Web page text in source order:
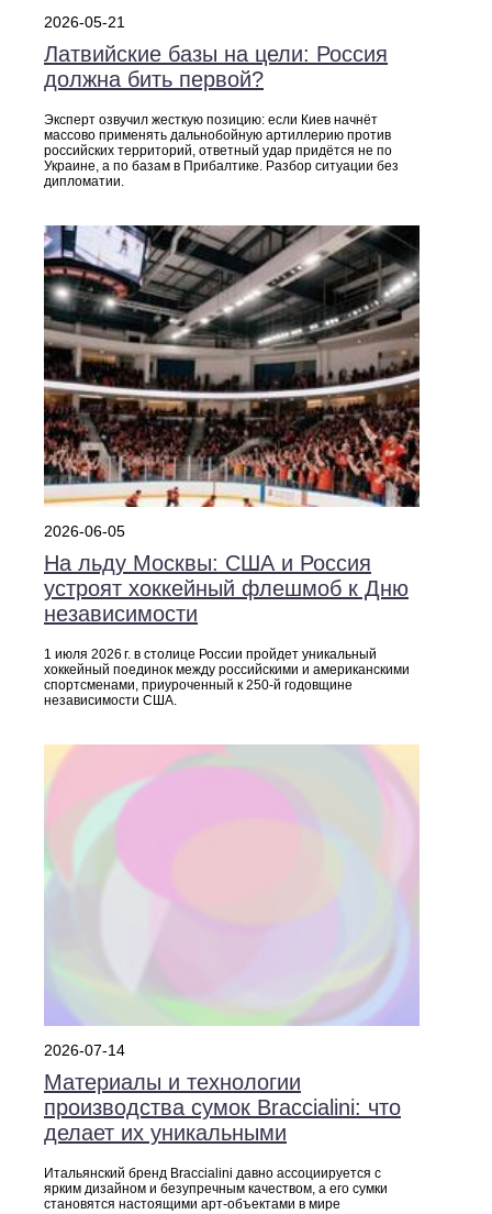
2026-05-21
Латвийские базы на цели: Россия
должна бить первой?
Эксперт озвучил жесткую позицию: если Киев начнёт
массово применять дальнобойную артиллерию против
российских территорий, ответный удар придётся не по
Украине, а по базам в Прибалтике. Разбор ситуации без
дипломатии.
2026-06-05
На льду Москвы: США и Россия
устроят хоккейный флешмоб к Дню
независимости
1 июля 2026 г. в столице России пройдет уникальный
хоккейный поединок между российскими и американскими
спортсменами, приуроченный к 250‑й годовщине
независимости США.
2026-07-14
Материалы и технологии
производства сумок Braccialini: что
делает их уникальными
Итальянский бренд Braccialini давно ассоциируется с
ярким дизайном и безупречным качеством, а его сумки
становятся настоящими арт‑объектами в мире